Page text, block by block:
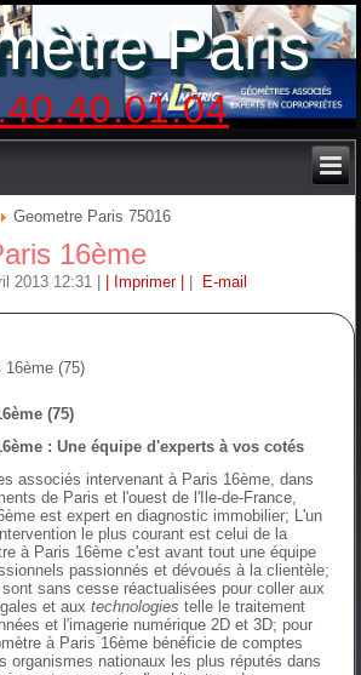
Paris
Geometre Paris 75016
16ème
2013 12:31 | Imprimer | E-mail
(75)
: Une équipe d'experts à vos cotés
associés intervenant à Paris 16ème, dans
de Paris et l'ouest de l'Ile-de-France,
est expert en diagnostic immobilier; L'un
le plus courant est celui de la
à Paris 16ème c'est avant tout une équipe
passionnés et dévoués à la clientèle;
sont sans cesse réactualisées pour coller aux
et auxtechnologies telle le traitement
et l'imagerie numérique 2D et 3D; pour
à Paris 16ème bénéficie de comptes
organismes nationaux les plus réputés dans